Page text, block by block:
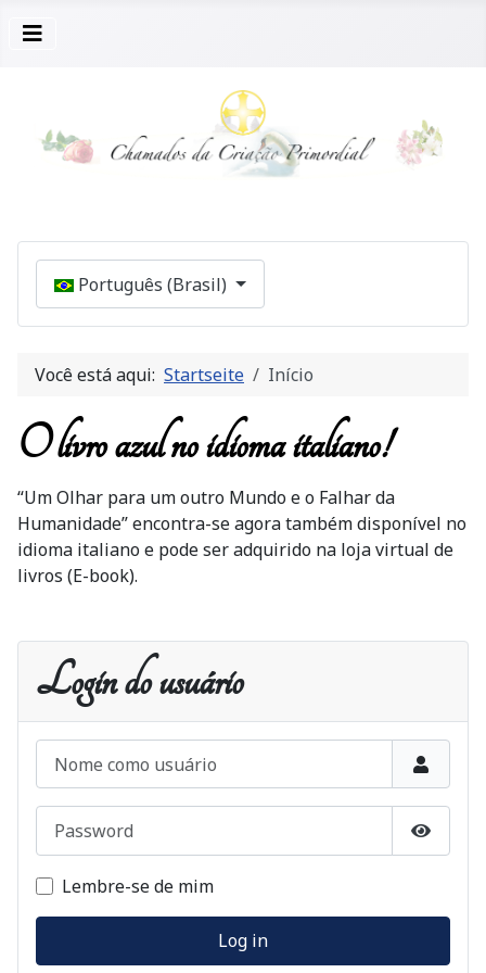
Português (Brasil)
Você está aqui: Startseite Início
O livro azul no idioma italiano!
“Um Olhar para um outro Mundo e o Falhar da
Humanidade” encontra-se agora também disponível no
idioma italiano e pode ser adquirido na loja virtual de
livros (E-book).
Login do usuário
Show
Lembre-se de mim
Log in